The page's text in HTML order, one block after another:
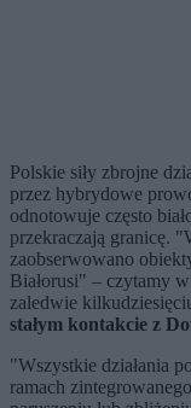
Polskie siły zbrojne
przez hybrydowe
odnotowuje często
przekraczają granicę.
zaobserwowano
Białorusi" – czytamy
zaledwie
stałym kontakcie z
"Wszystkie działania
ramach